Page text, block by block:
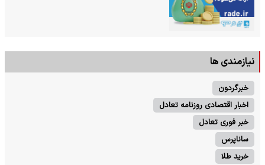
نیازمندی ها
خبرگردون
اخبار اقتصادی روزنامه تعادل
خبر فوری تعادل
ساناپرس
خرید طلا